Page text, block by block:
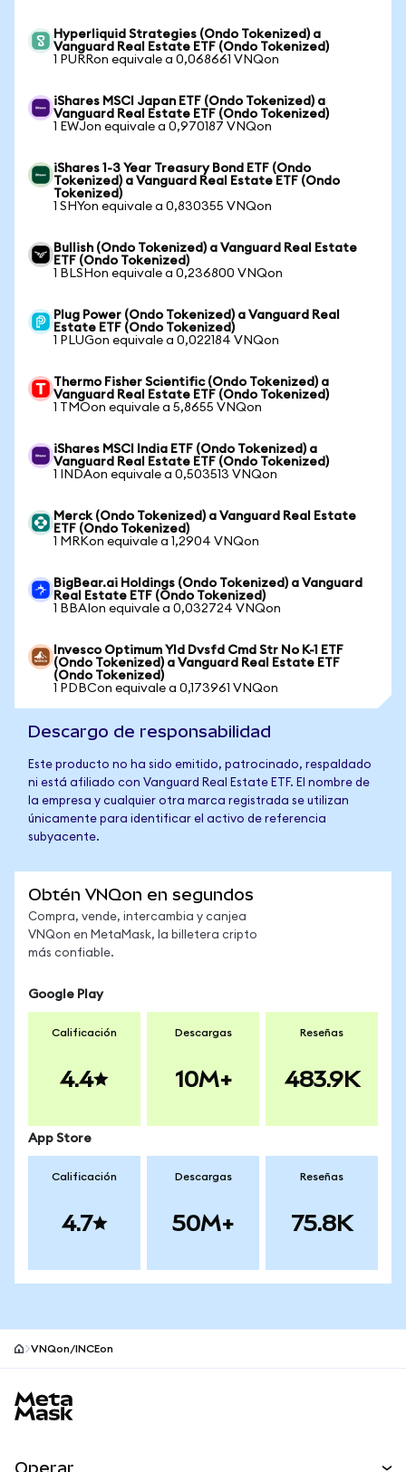
Hyperliquid Strategies (Ondo Tokenized) a
Vanguard Real Estate ETF (Ondo Tokenized)
1 PURRon equivale a 0,068661 VNQon
iShares MSCI Japan ETF (Ondo Tokenized) a
Vanguard Real Estate ETF (Ondo Tokenized)
1 EWJon equivale a 0,970187 VNQon
iShares 1-3 Year Treasury Bond ETF (Ondo
Tokenized) a Vanguard Real Estate ETF (Ondo
Tokenized)
1 SHYon equivale a 0,830355 VNQon
Bullish (Ondo Tokenized) a Vanguard Real Estate
ETF (Ondo Tokenized)
1 BLSHon equivale a 0,236800 VNQon
Plug Power (Ondo Tokenized) a Vanguard Real
Estate ETF (Ondo Tokenized)
1 PLUGon equivale a 0,022184 VNQon
Thermo Fisher Scientific (Ondo Tokenized) a
Vanguard Real Estate ETF (Ondo Tokenized)
1 TMOon equivale a 5,8655 VNQon
iShares MSCI India ETF (Ondo Tokenized) a
Vanguard Real Estate ETF (Ondo Tokenized)
1 INDAon equivale a 0,503513 VNQon
Merck (Ondo Tokenized) a Vanguard Real Estate
ETF (Ondo Tokenized)
1 MRKon equivale a 1,2904 VNQon
BigBear.ai Holdings (Ondo Tokenized) a Vanguard
Real Estate ETF (Ondo Tokenized)
1 BBAIon equivale a 0,032724 VNQon
Invesco Optimum Yld Dvsfd Cmd Str No K-1 ETF
(Ondo Tokenized) a Vanguard Real Estate ETF
(Ondo Tokenized)
1 PDBCon equivale a 0,173961 VNQon
Descargo de responsabilidad
Este producto no ha sido emitido, patrocinado, respaldado
ni está afiliado con Vanguard Real Estate ETF. El nombre de
la empresa y cualquier otra marca registrada se utilizan
únicamente para identificar el activo de referencia
subyacente.
Obtén VNQon en segundos
Compra, vende, intercambia y canjea
VNQon en MetaMask, la billetera cripto
más confiable.
Google Play
Calificación
4.4
Descargas
10M+
Reseñas
483.9K
App Store
Calificación
4.7
Descargas
50M+
Reseñas
75.8K
VNQon/INCEon
Operar